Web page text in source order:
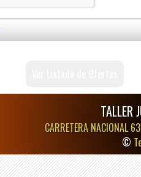
TALLER
CARRETERA NACIONAL
©